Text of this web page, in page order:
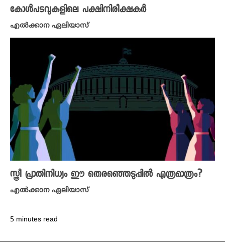
കോൾപടവുകളിലെ പക്ഷിനിരീക്ഷകർ
എൽക്കാന ഏലിയാസ്
സ്ത്രീ പ്രാതിനിധ്യം ഈ തെരഞ്ഞെടുപ്പിൽ എത്രമാത്രം?
എൽക്കാന ഏലിയാസ്
5 minutes read